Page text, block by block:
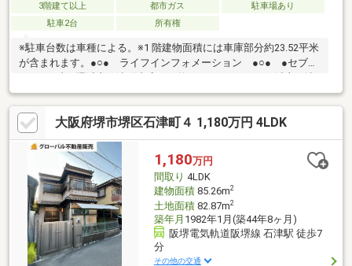
3階建て以上 都市ガス
駐車場あり
駐車2台
所有権
※駐車台数は車種による。※1 階建物面積には車庫部分約23.52平米
が含まれます。●○● ライフインフォメーション ●○● ●セブ
店まで約500ｍ*----*----*----*----*----*----*----*----*----*----*----*----*御内
覧ご希望の際は、お気軽にお問い合わせ下さい。
大阪府堺市堺区石津町４ 1,180万円 4LDK
1,180万円
間取り 4LDK
建物面積85.26m2
土地面積82.87m2
築年月 1982年1月(築44年8ヶ月)
阪堺電気軌道阪堺線 石津駅 徒歩7
分
その他の交通